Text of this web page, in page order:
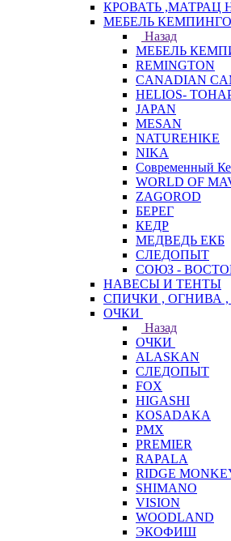
КРОВАТЬ ,МАТРАЦ
МЕБЕЛЬ
Назад
МЕБЕЛЬ
REMINGTON
CANADIAN
HELIOS-
JAPAN
MESAN
NATUREHIKE
NIKA
Современный
WORLD OF
ZAGOROD
БЕРЕГ
КЕДР
МЕДВЕДЬ ЕКБ
СЛЕДОПЫТ
СОЮЗ -
НАВЕСЫ И ТЕНТЫ
СПИЧКИ , ОГНИВА
ОЧКИ
Назад
ОЧКИ
ALASKAN
СЛЕДОПЫТ
FOX
HIGASHI
KOSADAKA
PMX
PREMIER
RAPALA
RIDGE
SHIMANO
VISION
WOODLAND
ЭКОФИШ